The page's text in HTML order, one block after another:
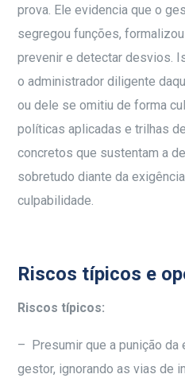
prova. Ele evidencia que o
segregou funções,
prevenir e detectar desvios.
o administrador diligente
ou dele se omitiu de forma
políticas aplicadas e trilhas
concretos que sustentam a
sobretudo diante da
culpabilidade.
Riscos típicos e
Riscos típicos:
– Presumir que a punição da
gestor, ignorando as vias de